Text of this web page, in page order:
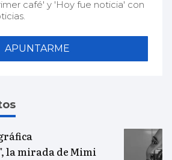
café' y 'Hoy fue noticia' con
APUNTARME
la mirada de Mimi